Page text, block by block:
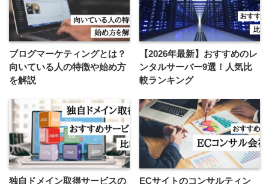
ブログマーケティングとは？
向いている人の特徴や始め方
を解説
【2026年最新】おすすめのレ
ンタルサーバー9選！人気比
較ランキング
独自ドメイン取得サービスの
ECサイトのコンサルティン